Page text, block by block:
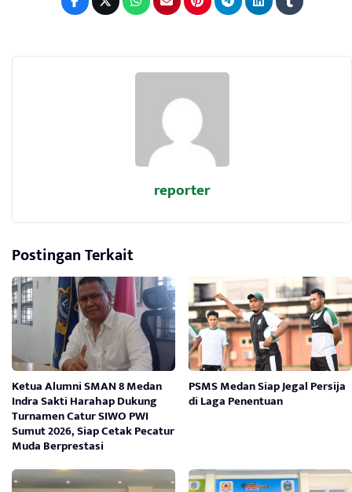
reporter
Postingan Terkait
Ketua Alumni SMAN 8 Medan
Indra Sakti Harahap Dukung
Turnamen Catur SIWO PWI
Sumut 2026, Siap Cetak Pecatur
Muda Berprestasi
PSMS Medan Siap Jegal Persija
di Laga Penentuan